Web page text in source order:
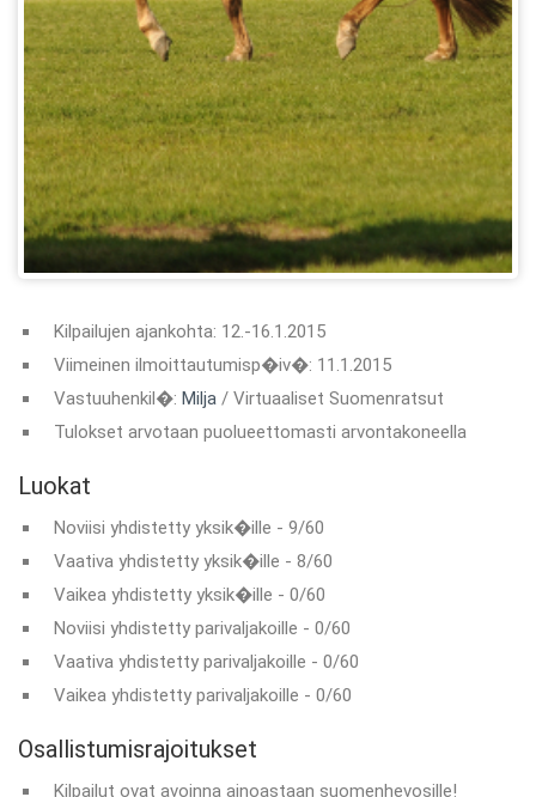
Kilpailujen ajankohta: 12.-16.1.2015
Viimeinen ilmoittautumisp�iv�: 11.1.2015
Vastuuhenkil�: Milja / Virtuaaliset Suomenratsut
Tulokset arvotaan puolueettomasti arvontakoneella
Luokat
Noviisi yhdistetty yksik�ille - 9/60
Vaativa yhdistetty yksik�ille - 8/60
Vaikea yhdistetty yksik�ille - 0/60
Noviisi yhdistetty parivaljakoille - 0/60
Vaativa yhdistetty parivaljakoille - 0/60
Vaikea yhdistetty parivaljakoille - 0/60
Osallistumisrajoitukset
Kilpailut ovat avoinna ainoastaan suomenhevosille!